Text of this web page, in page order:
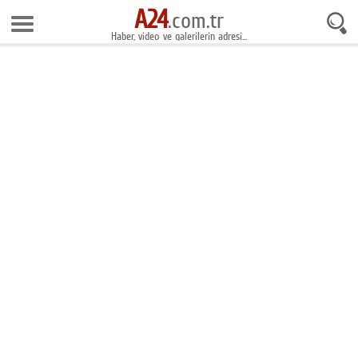
6 Ağustos 2026 13:25:30
Anasayfa
A24.com.tr
Haber, video ve galerilerin adresi...